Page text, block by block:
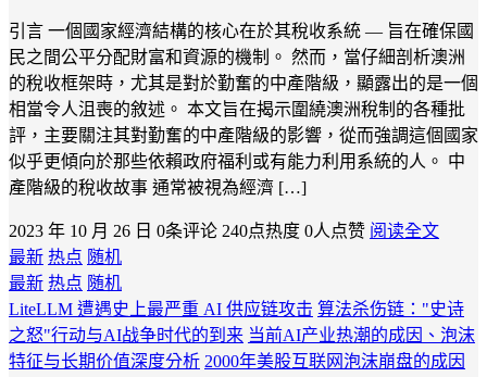
引言 一個國家經濟結構的核心在於其稅收系統 — 旨在確保國
民之間公平分配財富和資源的機制。 然而，當仔細剖析澳洲
的稅收框架時，尤其是對於勤奮的中產階級，顯露出的是一個
相當令人沮喪的敘述。 本文旨在揭示圍繞澳洲稅制的各種批
評，主要關注其對勤奮的中產階級的影響，從而強調這個國家
似乎更傾向於那些依賴政府福利或有能力利用系統的人。 中
產階級的稅收故事 通常被視為經濟 […]
2023 年 10 月 26 日 0条评论 240点热度 0人点赞 阅读全文
最新 热点 随机
最新 热点 随机
LiteLLM 遭遇史上最严重 AI 供应链攻击 算法杀伤链："史诗
之怒"行动与AI战争时代的到来 当前AI产业热潮的成因、泡沫
特征与长期价值深度分析 2000年美股互联网泡沫崩盘的成因